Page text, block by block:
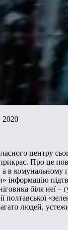
2020
центру
Про це
в комунальному
інформацію
біля неї –
людей,